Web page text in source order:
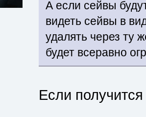
А если сейвы
видеть сейвы в
удалять через ту
будет всеравно
Если